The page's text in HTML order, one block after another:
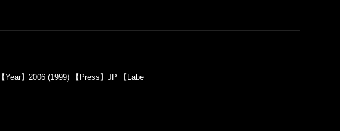
Year】2006 (1999) 【Press】JP 【Labe